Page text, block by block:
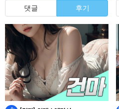
댓글 후기